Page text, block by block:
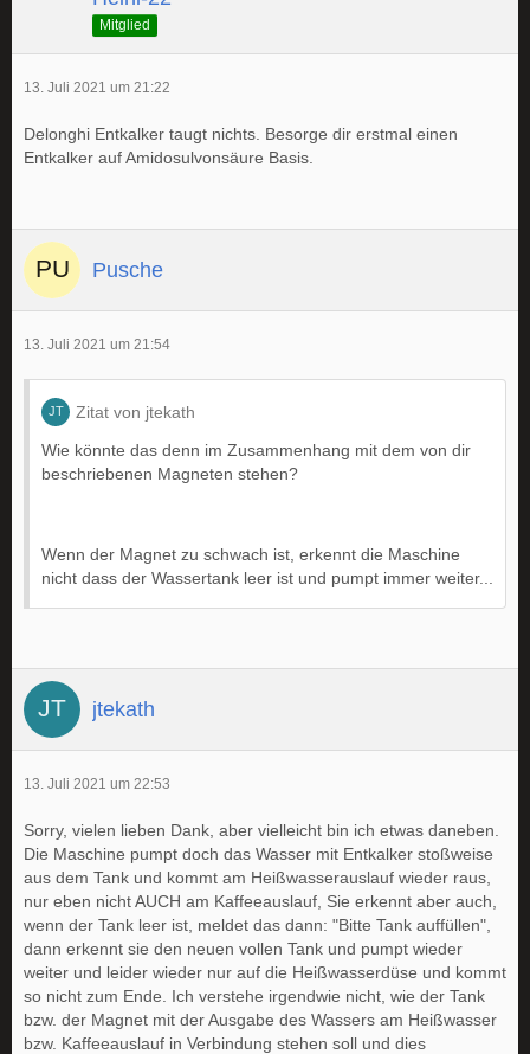
Mitglied
13. Juli 2021 um 21:22
Delonghi Entkalker taugt nichts. Besorge dir erstmal einen
Entkalker auf Amidosulvonsäure Basis.
Pusche
13. Juli 2021 um 21:54
Zitat von jtekath
Wie könnte das denn im Zusammenhang mit dem von dir
beschriebenen Magneten stehen?
Wenn der Magnet zu schwach ist, erkennt die Maschine
nicht dass der Wassertank leer ist und pumpt immer weiter...
jtekath
13. Juli 2021 um 22:53
Sorry, vielen lieben Dank, aber vielleicht bin ich etwas daneben.
Die Maschine pumpt doch das Wasser mit Entkalker stoßweise
aus dem Tank und kommt am Heißwasserauslauf wieder raus,
nur eben nicht AUCH am Kaffeeauslauf, Sie erkennt aber auch,
wenn der Tank leer ist, meldet das dann: "Bitte Tank auffüllen",
dann erkennt sie den neuen vollen Tank und pumpt wieder
weiter und leider wieder nur auf die Heißwasserdüse und kommt
so nicht zum Ende. Ich verstehe irgendwie nicht, wie der Tank
bzw. der Magnet mit der Ausgabe des Wassers am Heißwasser
bzw. Kaffeeauslauf in Verbindung stehen soll und dies